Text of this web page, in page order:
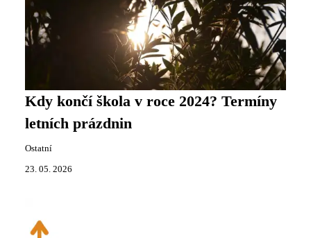
Kdy končí škola v roce 2024? Termíny
letních prázdnin
Ostatní
23. 05. 2026